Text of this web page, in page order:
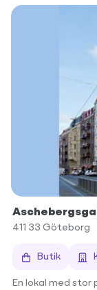
411 33 Göteborg
Butik
En lokal med stor